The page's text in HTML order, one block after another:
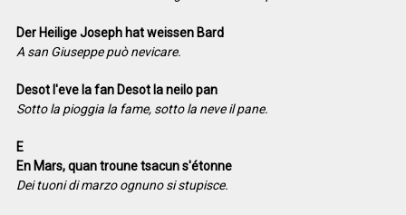
Der Heilige Joseph hat weissen Bard
A san Giuseppe può nevicare.
Desot l'eve la fan Desot la neilo pan
Sotto la pioggia la fame, sotto la neve il pane.
E
En Mars, quan troune tsacun s'étonne
Dei tuoni di marzo ognuno si stupisce.